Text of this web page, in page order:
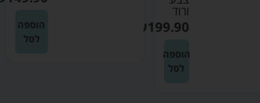
₪199.90
הוספה
הוספה